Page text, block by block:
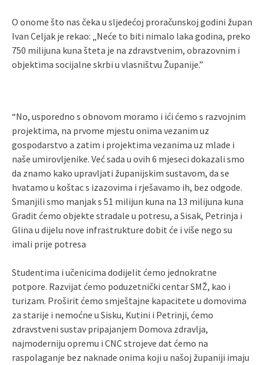
O onome što nas čeka u sljedećoj proračunskoj godini župan
Ivan Celjak je rekao: „Neće to biti nimalo laka godina, preko
750 milijuna kuna šteta je na zdravstvenim, obrazovnim i
objektima socijalne skrbi u vlasništvu Županije.”
“No, usporedno s obnovom moramo i ići ćemo s razvojnim
projektima, na prvome mjestu onima vezanim uz
gospodarstvo a zatim i projektima vezanima uz mlade i
naše umirovljenike. Već sada u ovih 6 mjeseci dokazali smo
da znamo kako upravljati županijskim sustavom, da se
hvatamo u koštac s izazovima i rješavamo ih, bez odgode.
Smanjili smo manjak s 51 milijun kuna na 13 milijuna kuna
Gradit ćemo objekte stradale u potresu, a Sisak, Petrinja i
Glina u dijelu nove infrastrukture dobit će i više nego su
imali prije potresa
Studentima i učenicima dodijelit ćemo jednokratne
potpore. Razvijat ćemo poduzetnički centar SMŽ, kao i
turizam. Proširit ćemo smještajne kapacitete u domovima
za starije i nemoćne u Sisku, Kutini i Petrinji, ćemo
zdravstveni sustav pripajanjem Domova zdravlja,
najmoderniju opremu i CNC strojeve dat ćemo na
raspolaganje bez naknade onima koji u našoj županiji imaju